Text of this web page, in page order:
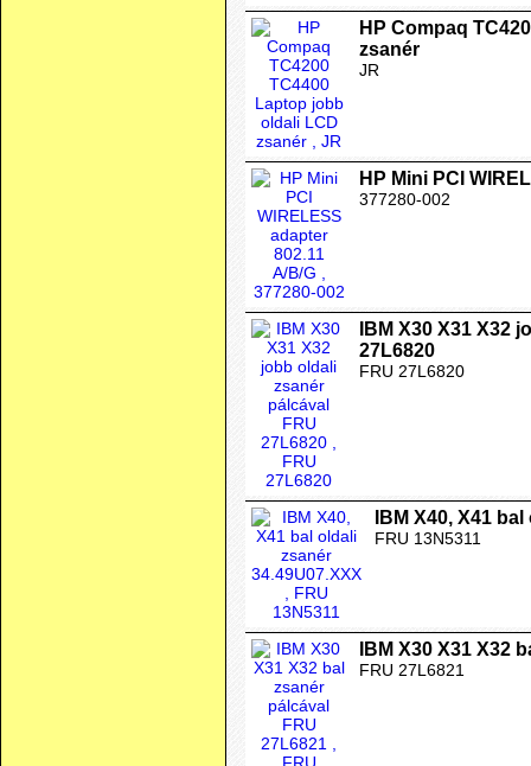
HP Compaq
zsanér
JR
HP Mini PCI
377280-002
IBM X30 X31 X32
27L6820
FRU 27L6820
IBM X40, X41
FRU 13N5311
IBM X30 X31 X32
FRU 27L6821